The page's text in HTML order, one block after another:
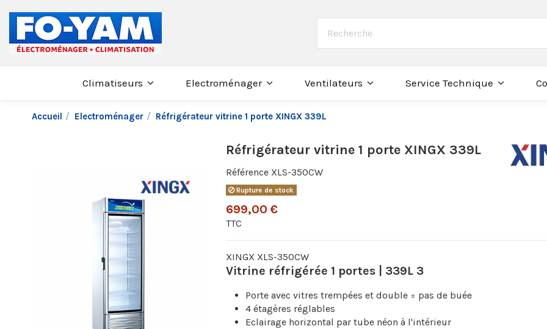
Climatiseurs Electroménager Ventilateurs Service Technique
Accueil Electroménager Réfrigérateur vitrine 1 porte XINGX 339L
Réfrigérateur vitrine 1 porte XINGX 339L
Référence XLS-350CW
Rupture de stock
699,00 €
TTC
XINGX XLS-350CW
Vitrine réfrigérée 1 portes | 339L 3
Porte avec vitres trempées et double = pas de buée
4 étagères réglables
Eclairage horizontal par tube néon à l'intérieur